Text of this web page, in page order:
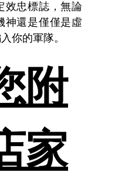
效忠標誌，無論
神還是僅僅是虛
你的軍隊。
附
家